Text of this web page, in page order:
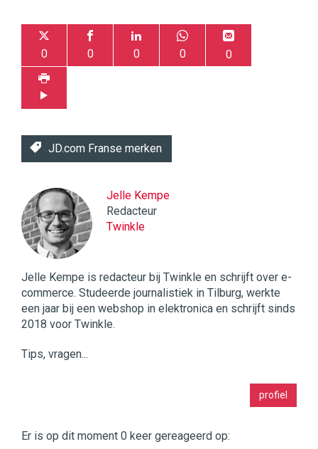
0 0 0 0 0
JD.com Franse merken
Jelle Kempe
Redacteur
Twinkle
Jelle Kempe is redacteur bij Twinkle en schrijft over e-
commerce. Studeerde journalistiek in Tilburg, werkte
een jaar bij een webshop in elektronica en schrijft sinds
2018 voor Twinkle.
Tips, vragen...
profiel
Commerce https://twinklemagazine.nl
Er is op dit moment 0 keer gereageerd op: